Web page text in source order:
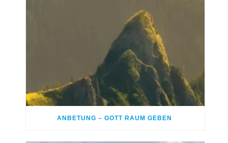
ANBETUNG – GOTT RAUM GEBEN